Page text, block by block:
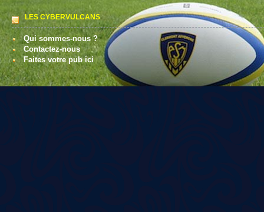
LES CYBERVULCANS
Qui sommes-nous ?
Contactez-nous
Faites votre pub ici